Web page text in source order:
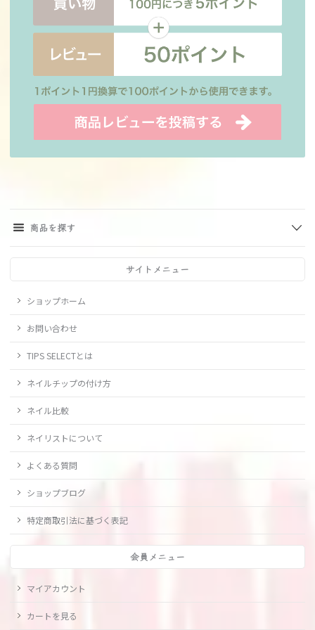
商品を探す
サイトメニュー
ショップホーム
お問い合わせ
TIPS SELECTとは
ネイルチップの付け方
ネイル比較
ネイリストについて
よくある質問
ショップブログ
特定商取引法に基づく表記
会員メニュー
マイアカウント
カートを見る